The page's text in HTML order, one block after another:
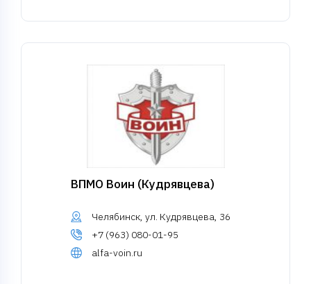
ВПМО Воин (Кудрявцева)
Челябинск, ул. Кудрявцева, 36
+7 (963) 080-01-95
alfa-voin.ru